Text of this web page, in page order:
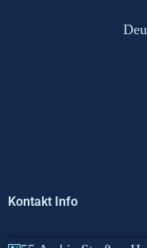
Kontakt Info